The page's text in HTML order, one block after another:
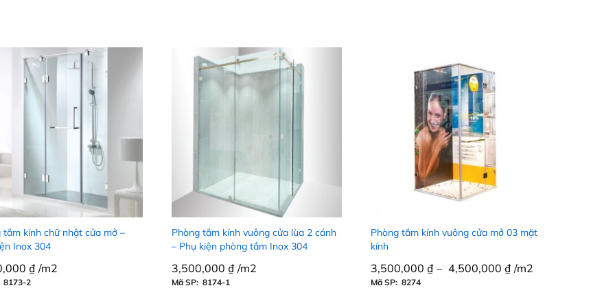
tắm kính chữ nhật cửa mở –
Inox 304
₫ /m2
8173-2
₫
Phòng tắm kính vuông cửa lùa 2 cánh
– Phụ kiện phòng tắm Inox 304
3,500,000 ₫/m2
Mã SP: 8174-1
3,500,000 ₫
Phòng tắm kính vuông cửa mở 03 mặt
kính
3,500,000 ₫– 4,500,000 ₫/m2
Mã SP: 8274
3,500,000 ₫ 4,500,000 ₫